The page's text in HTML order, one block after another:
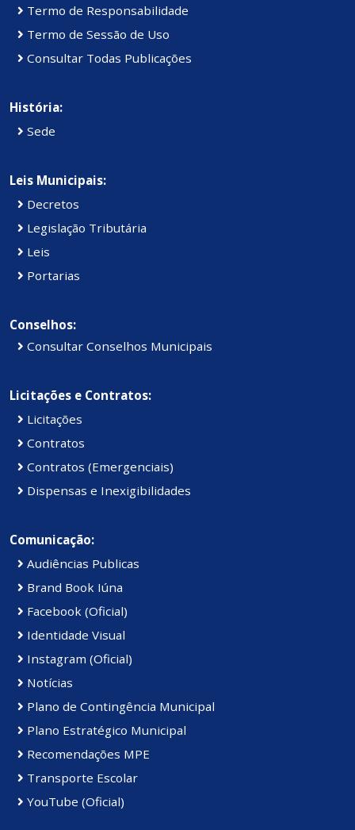
Termo de Responsabilidade
Termo de Sessão de Uso
Consultar Todas Publicações
História:
Sede
Leis Municipais:
Decretos
Legislação Tributária
Leis
Portarias
Conselhos:
Consultar Conselhos Municipais
Licitações e Contratos:
Licitações
Contratos
Contratos (Emergenciais)
Dispensas e Inexigibilidades
Comunicação:
Audiências Publicas
Brand Book Iúna
Facebook (Oficial)
Identidade Visual
Instagram (Oficial)
Notícias
Plano de Contingência Municipal
Plano Estratégico Municipal
Recomendações MPE
Transporte Escolar
YouTube (Oficial)